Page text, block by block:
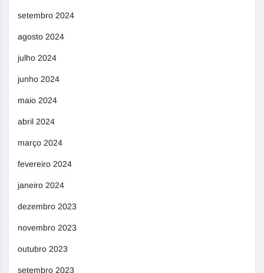
setembro 2024
agosto 2024
julho 2024
junho 2024
maio 2024
abril 2024
março 2024
fevereiro 2024
janeiro 2024
dezembro 2023
novembro 2023
outubro 2023
setembro 2023